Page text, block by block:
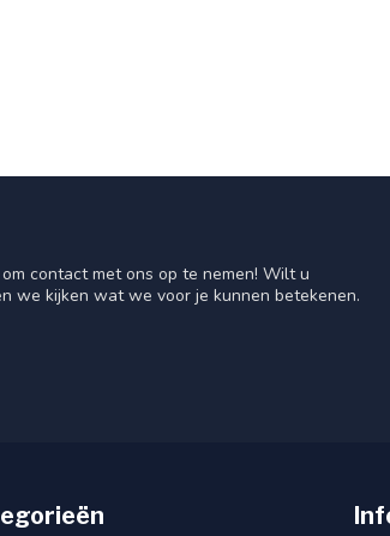
contact met ons op te nemen! Wilt u
we kijken wat we voor je kunnen betekenen.